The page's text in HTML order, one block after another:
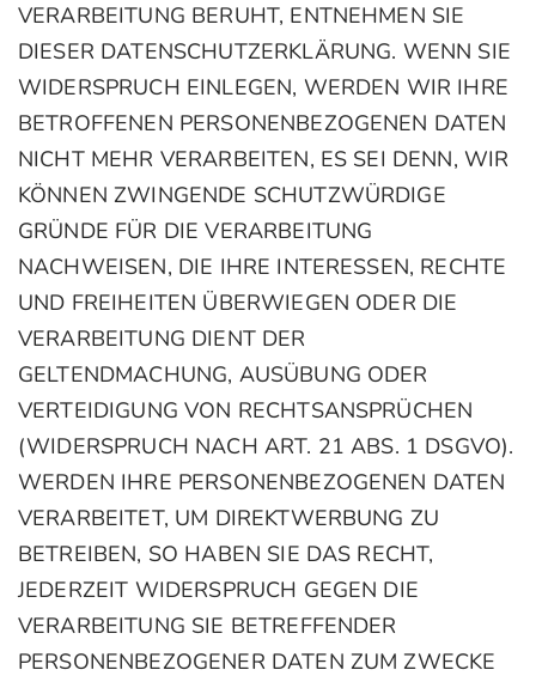
VERARBEITUNG BERUHT, ENTNEHMEN SIE
DIESER DATENSCHUTZERKLÄRUNG. WENN SIE
WIDERSPRUCH EINLEGEN, WERDEN WIR IHRE
BETROFFENEN PERSONENBEZOGENEN DATEN
NICHT MEHR VERARBEITEN, ES SEI DENN, WIR
KÖNNEN ZWINGENDE SCHUTZWÜRDIGE
GRÜNDE FÜR DIE VERARBEITUNG
NACHWEISEN, DIE IHRE INTERESSEN, RECHTE
UND FREIHEITEN ÜBERWIEGEN ODER DIE
VERARBEITUNG DIENT DER
GELTENDMACHUNG, AUSÜBUNG ODER
VERTEIDIGUNG VON RECHTSANSPRÜCHEN
(WIDERSPRUCH NACH ART. 21 ABS. 1 DSGVO).
WERDEN IHRE PERSONENBEZOGENEN DATEN
VERARBEITET, UM DIREKTWERBUNG ZU
BETREIBEN, SO HABEN SIE DAS RECHT,
JEDERZEIT WIDERSPRUCH GEGEN DIE
VERARBEITUNG SIE BETREFFENDER
PERSONENBEZOGENER DATEN ZUM ZWECKE